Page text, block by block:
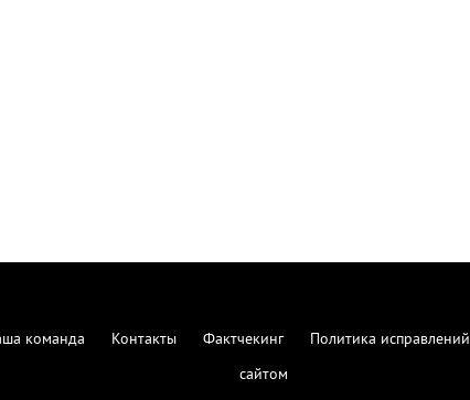
команда Контакты Фактчекинг Политика исправлений
сайтом